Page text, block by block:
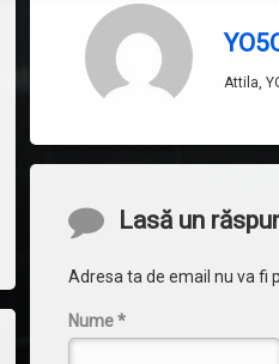
Attila,
Comentarii
Lasă un
Adresa ta de email nu va fi
Nume*